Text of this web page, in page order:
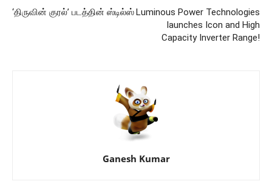
‘திருவின் குரல்’ படத்தின் ஸ்டில்ஸ்Luminous Power Technologies
launches Icon and High
Capacity Inverter Range!
Ganesh Kumar